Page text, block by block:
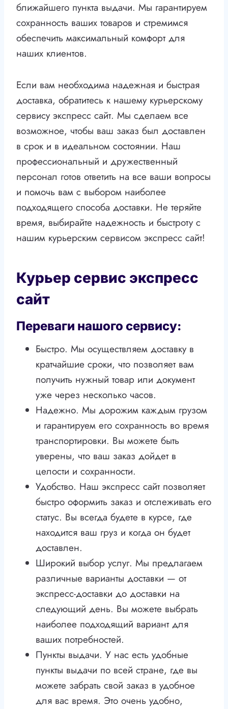
ближайшего пункта выдачи. Мы гарантируем
сохранность ваших товаров и стремимся
обеспечить максимальный комфорт для
наших клиентов.
Если вам необходима надежная и быстрая
доставка, обратитесь к нашему курьерскому
сервису экспресс сайт. Мы сделаем все
возможное, чтобы ваш заказ был доставлен
в срок и в идеальном состоянии. Наш
профессиональный и дружественный
персонал готов ответить на все ваши вопросы
и помочь вам с выбором наиболее
подходящего способа доставки. Не теряйте
время, выбирайте надежность и быстроту с
нашим курьерским сервисом экспресс сайт!
Курьер сервис экспресс
сайт
Переваги нашого сервису:
Быстро. Мы осуществляем доставку в
кратчайшие сроки, что позволяет вам
получить нужный товар или документ
уже через несколько часов.
Надежно. Мы дорожим каждым грузом
и гарантируем его сохранность во время
транспортировки. Вы можете быть
уверены, что ваш заказ дойдет в
целости и сохранности.
Удобство. Наш экспресс сайт позволяет
быстро оформить заказ и отслеживать его
статус. Вы всегда будете в курсе, где
находится ваш груз и когда он будет
доставлен.
Широкий выбор услуг. Мы предлагаем
различные варианты доставки — от
экспресс-доставки до доставки на
следующий день. Вы можете выбрать
наиболее подходящий вариант для
ваших потребностей.
Пункты выдачи. У нас есть удобные
пункты выдачи по всей стране, где вы
можете забрать свой заказ в удобное
для вас время. Это очень удобно,